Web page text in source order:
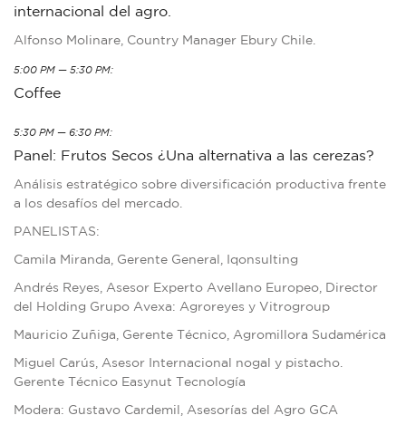
internacional del agro.
Alfonso Molinare, Country Manager Ebury Chile.
5:00 PM — 5:30 PM:
Coffee
5:30 PM — 6:30 PM:
Panel: Frutos Secos ¿Una alternativa a las cerezas?
Análisis estratégico sobre diversificación productiva frente
a los desafíos del mercado.
PANELISTAS:
Camila Miranda, Gerente General, Iqonsulting
Andrés Reyes, Asesor Experto Avellano Europeo, Director
del Holding Grupo Avexa: Agroreyes y Vitrogroup
Mauricio Zuñiga, Gerente Técnico, Agromillora Sudamérica
Miguel Carús, Asesor Internacional nogal y pistacho.
Gerente Técnico Easynut Tecnología
Modera: Gustavo Cardemil, Asesorías del Agro GCA